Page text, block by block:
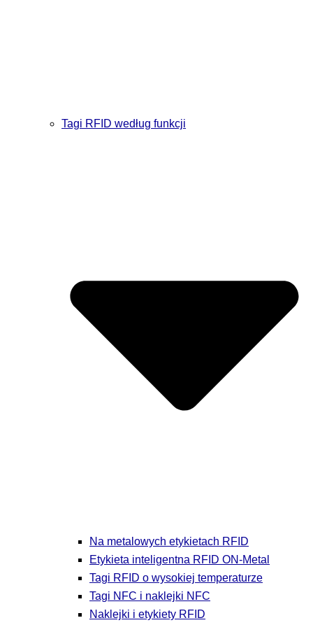
Tagi RFID według funkcji
Na metalowych etykietach RFID
Etykieta inteligentna RFID ON-Metal
Tagi RFID o wysokiej temperaturze
Tagi NFC i naklejki NFC
Naklejki i etykiety RFID